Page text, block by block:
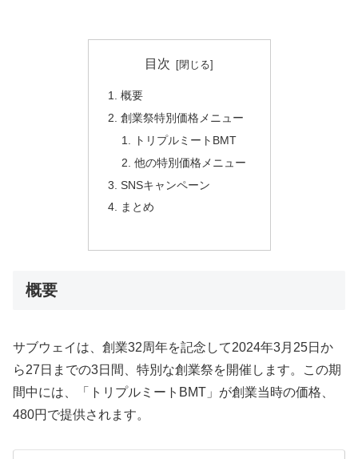
目次
概要
創業祭特別価格メニュー
トリプルミートBMT
他の特別価格メニュー
SNSキャンペーン
まとめ
概要
サブウェイは、創業32周年を記念して2024年3月25日か
ら27日までの3日間、特別な創業祭を開催します。この期
間中には、「トリプルミートBMT」が創業当時の価格、
480円で提供されます。